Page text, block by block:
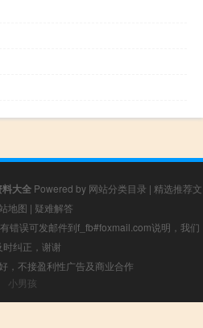
大全Powered by 网站分类目录 | 精选推荐文
地图 | 疑难解答
错误可发邮件到f_fb#foxmail.com说明，我们
时纠正，谢谢
，不接盈利性广告及商业合作
小男孩